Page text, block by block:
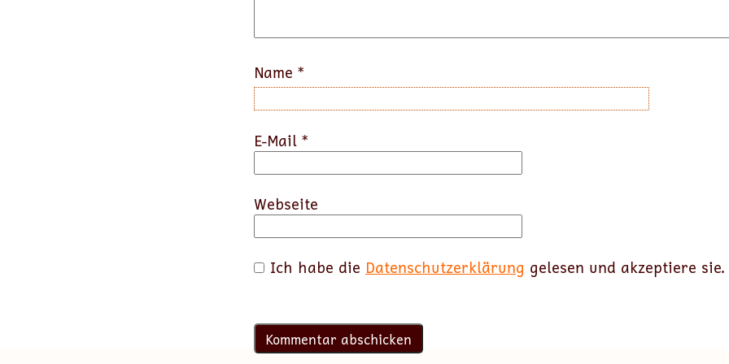
Name *
E-Mail *
Webseite
Ich habe die Datenschutzerklärung gelesen und akzeptiere sie.